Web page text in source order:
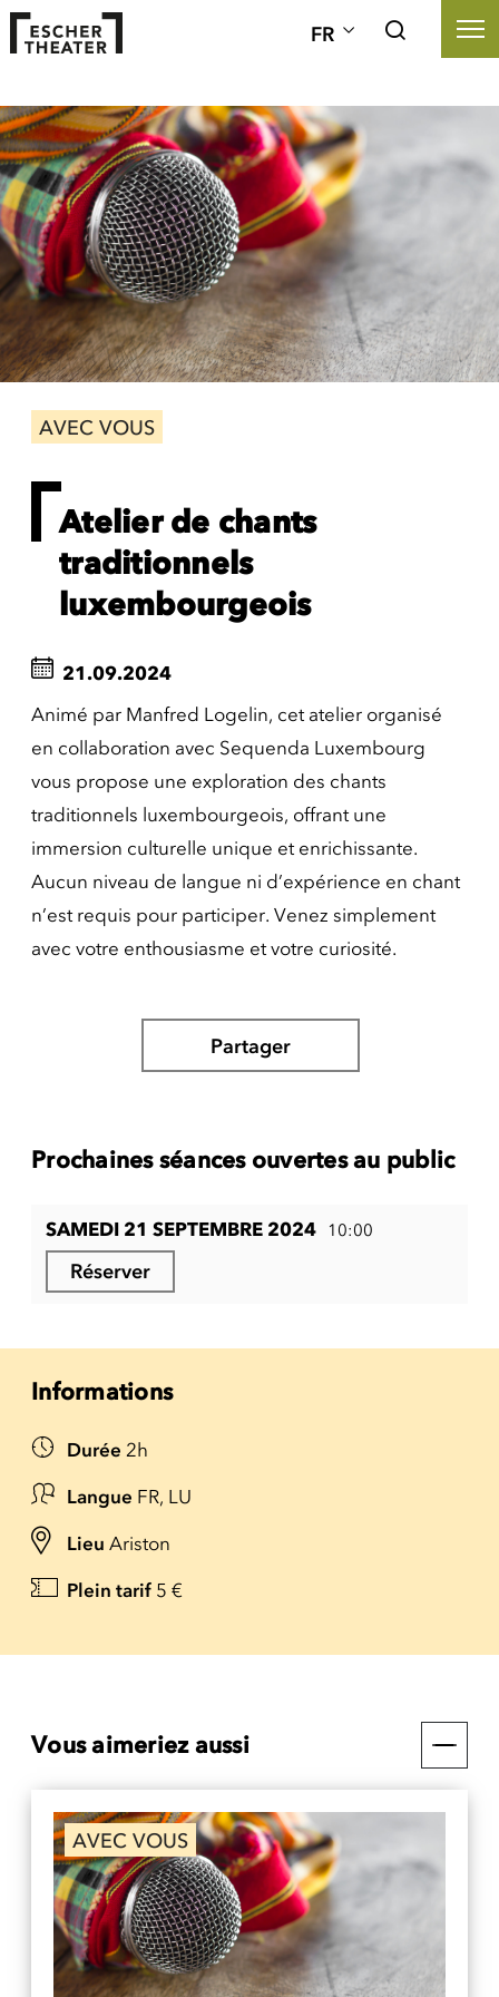
FR
AVEC VOUS
Atelier de chants
traditionnels
luxembourgeois
21.09.2024
Animé par Manfred Logelin, cet atelier organisé
en collaboration avec Sequenda Luxembourg
vous propose une exploration des chants
traditionnels luxembourgeois, offrant une
immersion culturelle unique et enrichissante.
Aucun niveau de langue ni d’expérience en chant
n’est requis pour participer. Venez simplement
avec votre enthousiasme et votre curiosité.
Partager
Prochaines séances ouvertes au public
SAMEDI 21 SEPTEMBRE 2024 10:00
Réserver
Informations
Durée 2h
Langue FR, LU
Lieu Ariston
Plein tarif 5 €
Vous aimeriez aussi
AVEC VOUS